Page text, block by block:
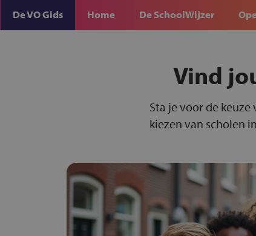
De VO Gids Home De SchoolWijzer
Vind
Sta je voor de
kiezen van scholen